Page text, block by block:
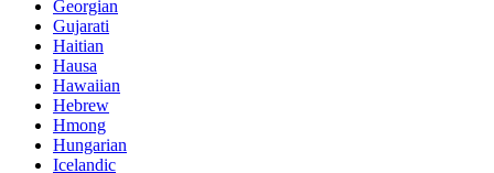
Georgian
Gujarati
Haitian
Hausa
Hawaiian
Hebrew
Hmong
Hungarian
Icelandic